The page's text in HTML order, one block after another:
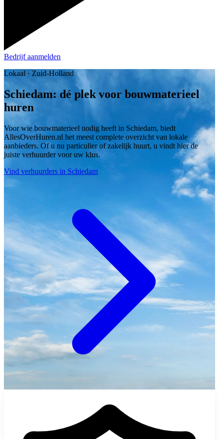
Bedrijf aanmelden
Lokaal · Zuid-Holland
Schiedam: dé plek voor bouwmaterieel
huren
Voor wie bouwmaterieel nodig heeft in Schiedam, biedt
AllesOverHuren.nl het meest complete overzicht van lokale
aanbieders. Of u nu particulier of zakelijk huurt, u vindt hier de
juiste verhuurder voor uw klus.
Vind verhuurders in Schiedam